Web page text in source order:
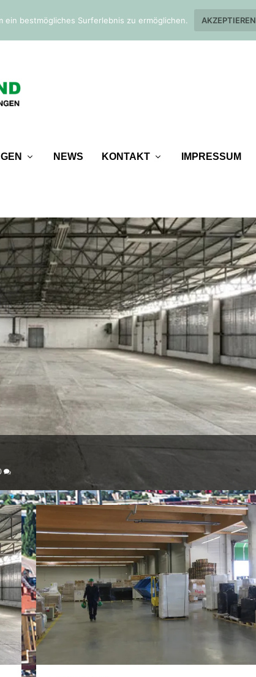
NEWS KONTAKT IMPRESSUM
ein bestmögliches Surferlebnis zu ermöglichen. AKZEPTIEREN